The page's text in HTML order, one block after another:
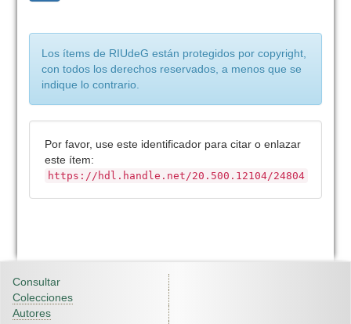
Los ítems de RIUdeG están protegidos por copyright,
con todos los derechos reservados, a menos que se
indique lo contrario.
Por favor, use este identificador para citar o enlazar
este ítem:
https://hdl.handle.net/20.500.12104/24804
Consultar
Colecciones
Autores